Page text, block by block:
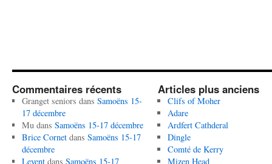
Commentaires récents
Granget seniors dans Samoëns 15-
17 décembre
Mudans Samoëns 15-17 décembre
Brice Cornetdans Samoëns 15-17
décembre
Leventdans Samoëns 15-17
Articles plus anciens
Clifs of Moher
Adare
Ardfert Cathderal
Dingle
Comté de Kerry
Mizen Head